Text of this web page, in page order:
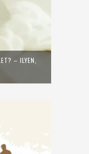
– ILYEN,